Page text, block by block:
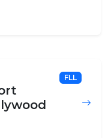
FLL